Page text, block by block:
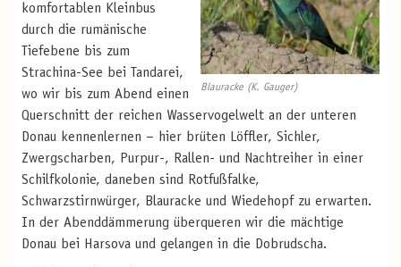
Blauracke (K. Gauger)
komfortablen Kleinbus
durch die rumänische
Tiefebene bis zum
Strachina-See bei Tandarei,
wo wir bis zum Abend einen
Querschnitt der reichen Wasservogelwelt an der unteren
Donau kennenlernen – hier brüten Löffler, Sichler,
Zwergscharben, Purpur-, Rallen- und Nachtreiher in einer
Schilfkolonie, daneben sind Rotfußfalke,
Schwarzstirnwürger, Blauracke und Wiedehopf zu erwarten.
In der Abenddämmerung überqueren wir die mächtige
Donau bei Harsova und gelangen in die Dobrudscha.